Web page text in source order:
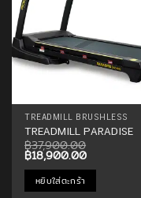
TREADMILL BRUSHLESS
TREADMILL PARADISE
฿37,900.00
Original
price
was:
฿37,900.00.
฿18,900.00Current
is:
หยิบใส่ตะกร้า